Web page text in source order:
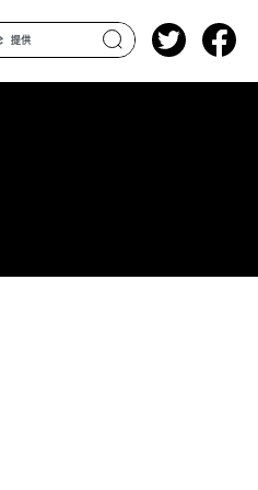
search